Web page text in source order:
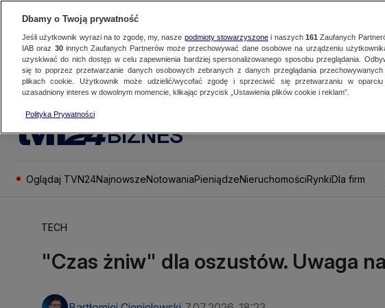
BIZNES
Oglądaj TVN24NajnowszeNotowaniaPieniądzeNieruchomościRynkiDla firm
TECH
"Czas żniw" dla oszustów. Uwaga
Dbamy o Twoją prywatność
Jeśli użytkownik wyrazi na to zgodę, my, nasze podmioty stowarzyszonei naszych 161 Zaufanych
IAB oraz 30innych Zaufanych Partnerów może przechowywać dane osobowe na urządzeniu
uzyskiwać do nich dostęp w celu zapewnienia bardziej spersonalizowanego sposobu przeglądania.
się to poprzez przetwarzanie danych osobowych zebranych z danych przeglądania
plikach cookie. Użytkownik może udzielić/wycofać zgodę i sprzeciwić się przetwarzaniu w
uzasadniony interes w dowolnym momencie, klikając przycisk „Ustawienia plików cookie i reklam”.
Polityka Prywatności